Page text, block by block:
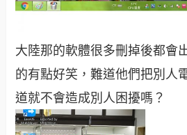
大陸那的軟體很多刪掉後都會
的有點好笑，難道他們把別人
道就不會造成別人困擾嗎？